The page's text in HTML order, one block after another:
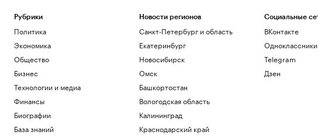
Рубрики
Политика
Экономика
Общество
Бизнес
Технологии и медиа
Финансы
Биографии
База знаний
Новости регионов
Санкт-Петербург и область
Екатеринбург
Новосибирск
Омск
Башкортостан
Вологодская область
Калининград
Краснодарский край
Социальные
ВКонтакте
Одноклассники
Telegram
Дзен